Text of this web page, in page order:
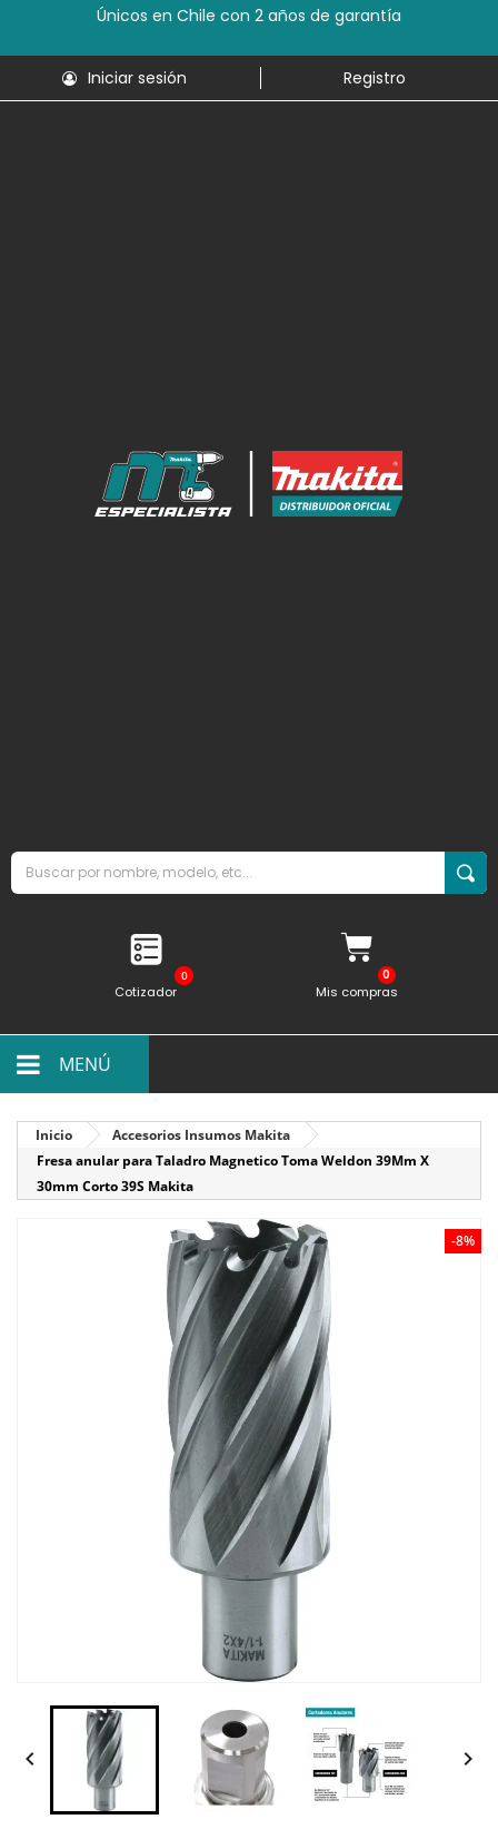
Únicos en Chile con 2 años de garantía
Iniciar sesión Registro
0
Cotizador Mis compras
MENÚ
Inicio
Accesorios Insumos Makita
Fresa anular para Taladro Magnetico Toma Weldon 39Mm X
30mm Corto 39S Makita
-8%
 